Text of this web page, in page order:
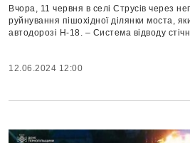
Вчора, 11 червня в селі Струсів через
руйнування пішохідної ділянки моста,
автодорозі Н-18. – Система відводу
12.06.2024 12:00